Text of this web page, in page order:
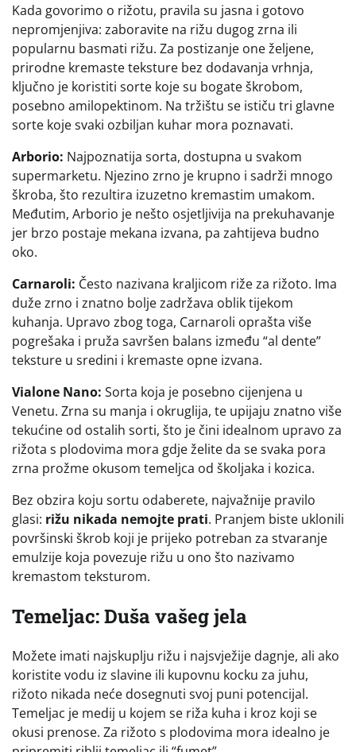
Kada govorimo o rižotu, pravila su jasna i gotovo
nepromjenjiva: zaboravite na rižu dugog zrna ili
popularnu basmati rižu. Za postizanje one željene,
prirodne kremaste teksture bez dodavanja vrhnja,
ključno je koristiti sorte koje su bogate škrobom,
posebno amilopektinom. Na tržištu se ističu tri glavne
sorte koje svaki ozbiljan kuhar mora poznavati.
Arborio: Najpoznatija sorta, dostupna u svakom
supermarketu. Njezino zrno je krupno i sadrži mnogo
škroba, što rezultira izuzetno kremastim umakom.
Međutim, Arborio je nešto osjetljivija na prekuhavanje
jer brzo postaje mekana izvana, pa zahtijeva budno
oko.
Carnaroli: Često nazivana kraljicom riže za rižoto. Ima
duže zrno i znatno bolje zadržava oblik tijekom
kuhanja. Upravo zbog toga, Carnaroli oprašta više
pogrešaka i pruža savršen balans između “al dente”
teksture u sredini i kremaste opne izvana.
Vialone Nano: Sorta koja je posebno cijenjena u
Venetu. Zrna su manja i okruglija, te upijaju znatno više
tekućine od ostalih sorti, što je čini idealnom upravo za
rižota s plodovima mora gdje želite da se svaka pora
zrna prožme okusom temeljca od školjaka i kozica.
Bez obzira koju sortu odaberete, najvažnije pravilo
glasi: rižu nikada nemojte prati. Pranjem biste uklonili
površinski škrob koji je prijeko potreban za stvaranje
emulzije koja povezuje rižu u ono što nazivamo
kremastom teksturom.
Temeljac: Duša vašeg jela
Možete imati najskuplju rižu i najsvježije dagnje, ali ako
koristite vodu iz slavine ili kupovnu kocku za juhu,
rižoto nikada neće dosegnuti svoj puni potencijal.
Temeljac je medij u kojem se riža kuha i kroz koji se
okusi prenose. Za rižoto s plodovima mora idealno je